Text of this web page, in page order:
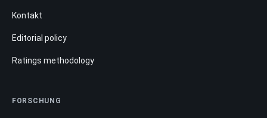
Kontakt
Editorial policy
Ratings methodology
FORSCHUNG